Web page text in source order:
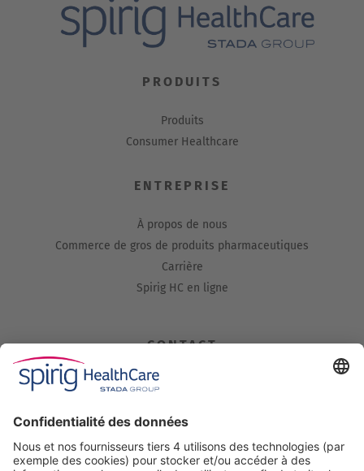
PRODUITS
Produits
Consumer Healthcare
ENTREPRISE
À propos de nous
Commerce de gros de produits pharmaceutiques
Carrière
Spirig HC en ligne
CONTACT
Spirig HealthCare AG
Industriestrasse 30
Tel. +41 62 388 85 00
Fax +41 62 388 85 85